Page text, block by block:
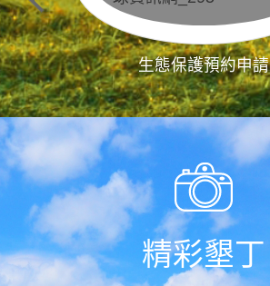
生態保護預約申請
精彩墾丁